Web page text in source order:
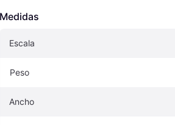
Medidas
Escala
Peso
Ancho